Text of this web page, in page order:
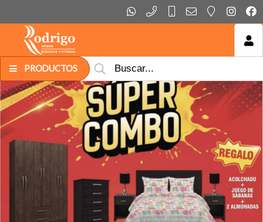
PRODUCTOS
MI COMPRA